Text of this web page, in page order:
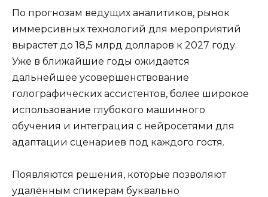
По прогнозам ведущих аналитиков, рынок
иммерсивных технологий для мероприятий
вырастет до 18,5 млрд долларов к 2027 году.
Уже в ближайшие годы ожидается
дальнейшее усовершенствование
голографических ассистентов, более широкое
использование глубокого машинного
обучения и интеграция с нейросетями для
адаптации сценариев под каждого гостя.
Появляются решения, которые позволяют
удалённым спикерам буквально